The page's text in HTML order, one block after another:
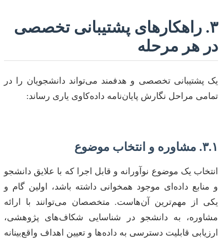
۳. راهکارهای پشتیبانی تخصصی
در هر مرحله
یک پشتیبانی تخصصی و هدفمند می‌تواند دانشجویان را در
تمامی مراحل نگارش پایان‌نامه داده‌کاوی یاری رساند:
۳.۱. مشاوره و انتخاب موضوع
انتخاب یک موضوع نوآورانه و قابل اجرا که با علایق دانشجو
و منابع داده‌ای موجود همخوانی داشته باشد، اولین گام و
یکی از مهم‌ترین آن‌هاست. متخصصان می‌توانند با ارائه
مشاوره، به دانشجو در شناسایی شکاف‌های پژوهشی،
ارزیابی قابلیت دسترسی به داده‌ها و تعیین اهداف واقع‌بینانه